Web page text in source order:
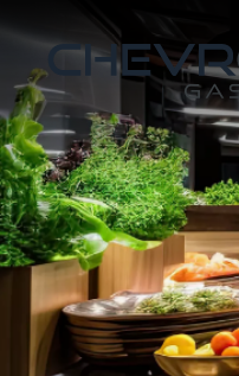
Skip to main content